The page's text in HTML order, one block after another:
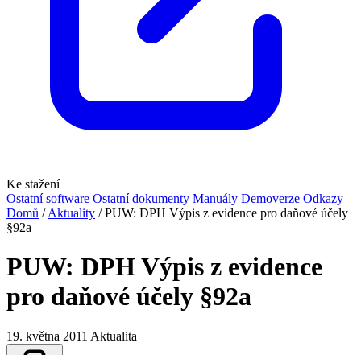
Ke stažení
Ostatní software Ostatní dokumenty Manuály Demoverze Odkazy
Domů / Aktuality / PUW: DPH Výpis z evidence pro daňové účely
§92a
PUW: DPH Výpis z evidence
pro daňové účely §92a
19. května 2011 Aktualita